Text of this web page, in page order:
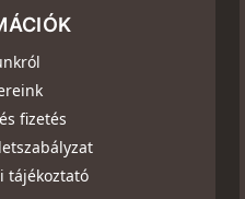
fizetés
tájékoztató